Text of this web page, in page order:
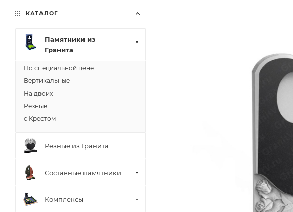
КАТАЛОГ
Памятники из
Гранита
По специальной цене
Вертикальные
На двоих
Резные
с Крестом
Резные из Гранита
Составные памятники
Комплексы